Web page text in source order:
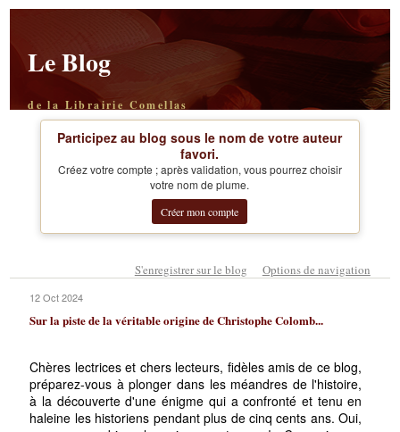
Le Blog
de la Librairie Comellas
Participez au blog sous le nom de votre auteur
favori.
Créez votre compte ; après validation, vous pourrez choisir
votre nom de plume.
Créer mon compte
S'enregistrer sur le blog Options de navigation
12 Oct 2024
Sur la piste de la véritable origine de Christophe Colomb...
Chères lectrices et chers lecteurs, fidèles amis de ce blog,
préparez-vous à plonger dans les méandres de l'histoire,
à la découverte d'une énigme qui a confronté et tenu en
haleine les historiens pendant plus de cinq cents ans. Oui,